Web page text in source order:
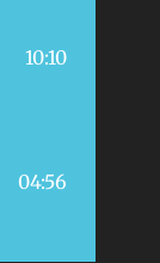
10:10
04:56